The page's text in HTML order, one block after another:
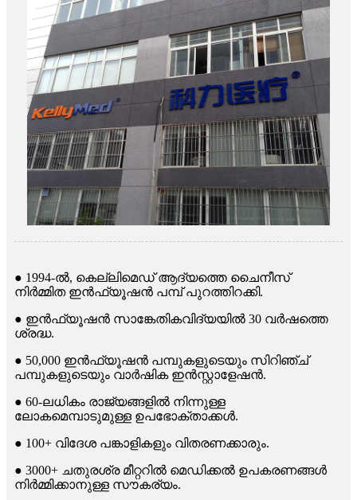
● 1994-ൽ, കെല്ലിമെഡ് ആദ്യത്തെ ചൈനീസ്
നിർമ്മിത ഇൻഫ്യൂഷൻ പമ്പ് പുറത്തിറക്കി.
● ഇൻഫ്യൂഷൻ സാങ്കേതികവിദ്യയിൽ 30 വർഷത്തെ
ശ്രദ്ധ.
● 50,000 ഇൻഫ്യൂഷൻ പമ്പുകളുടെയും സിറിഞ്ച്
പമ്പുകളുടെയും വാർഷിക ഇൻസ്റ്റാളേഷൻ.
● 60-ലധികം രാജ്യങ്ങളിൽ നിന്നുള്ള
ലോകമെമ്പാടുമുള്ള ഉപഭോക്താക്കൾ.
● 100+ വിദേശ പങ്കാളികളും വിതരണക്കാരും.
● 3000+ ചതുരശ്ര മീറ്ററിൽ മെഡിക്കൽ ഉപകരണങ്ങൾ
നിർമ്മിക്കാനുള്ള സൗകര്യം.